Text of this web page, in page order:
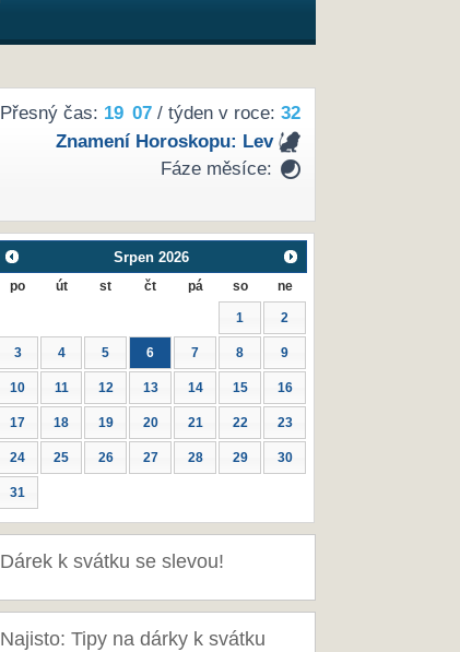
Přesný čas: 19 07/ týden v roce: 32
Znamení Horoskopu: Lev
Fáze měsíce:
Srpen 2026
po út st čt pá so ne
1 2
3 4 5 6 7 8 9
10 11 12 13 14 15 16
17 18 19 20 21 22 23
24 25 26 27 28 29 30
31
Dárek k svátku se slevou!
Najisto: Tipy na dárky k svátku